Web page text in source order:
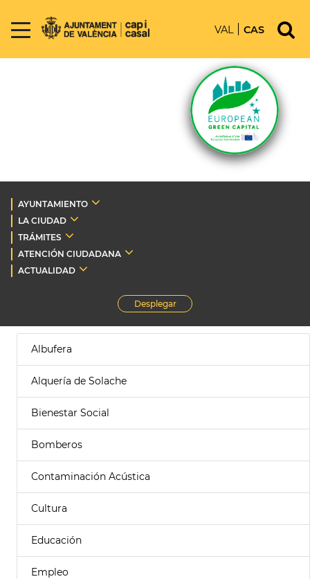
VAL CAS
AYUNTAMIENTO
LA CIUDAD
TRÁMITES
ATENCIÓN CIUDADANA
ACTUALIDAD
Desplegar
Albufera
Alquería de Solache
Bienestar Social
Bomberos
Contaminación Acústica
Cultura
Educación
Empleo